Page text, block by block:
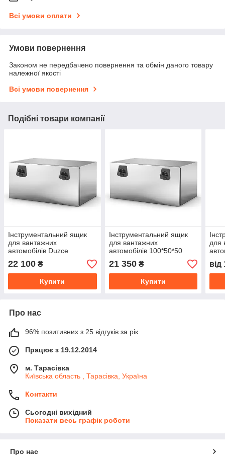
Всі умови оплати
Умови повернення
Законом не передбачено повернення та обмін даного товару
належної якості
Всі умови повернення
Подібні товари компанії
Інструментальний ящик
для вантажних
автомобілів Duzce
1200x500x500
22 100 ₴
Купити
Інструментальний ящик
для вантажних
автомобілів 100*50*50
21 350₴
Купити
для
від
Про нас
96% позитивних з 25 відгуків за рік
Працює з 19.12.2014
м. Тарасівка
Київська область , Тарасівка, Україна
Контакти
Сьогодні вихідний
Показати весь графік роботи
Про нас